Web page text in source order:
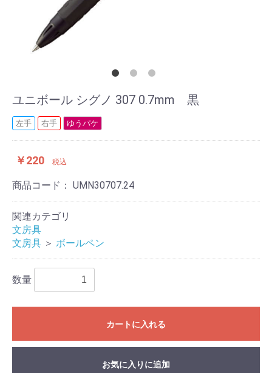
ユニボール シグノ 307 0.7mm 黒
左手 右手 ゆうパケ
￥220 税込
商品コード： UMN30707.24
関連カテゴリ
文房具
文房具 ＞ ボールペン
数量
カートに入れる
お気に入りに追加